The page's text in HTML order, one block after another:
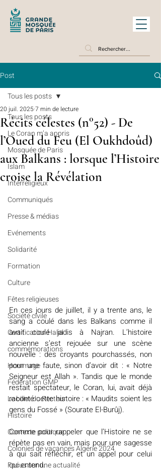
Post
Tous les posts
Le Coran m’a appris
Mosquée de Paris
Islam
Interreligieux
Communiqués
Presse & médias
Evénements
Solidarité
Formation
Culture
Fêtes religieuses
Société civile
Certification Halal
commémorations
Hommage
Fédération GMP
Le billet du Recteur
Histoire
Contexte politique
Colonies de vacances Algérie 2024
​​Focus sur une actualité
Tous les posts
Récits célestes (n°52) - De
l’Oued du Feu (El Oukhdoûd)
aux Balkans : lorsque l’Histoire
croise la Révélation
20 juil. 20257 min de lecture
En ces jours de juillet, il y a trente ans, le
sang a coulé dans les Balkans comme il
avait coulé jadis à Najran. L’histoire
ancienne s’est rejouée sur une scène
nouvelle : des croyants pourchassés, non
pour une faute, sinon d’avoir dit : « Notre
Seigneur est Allah ». Tandis que le monde
restait spectateur, le Coran, lui, avait déjà
raconté cette histoire : « Maudits soient les
gens du Fossé » (Sourate El-Burûj).
Comme pour rappeler que l’Histoire ne se
répète pas en vain, mais pour une sagesse
à qui sait réfléchir, et un appel pour celui
qui entend.